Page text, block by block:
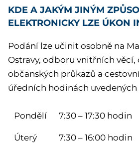
KDE A JAKÝM JINÝM
ELEKTRONICKY LZE ÚKON
Podání lze učinit osobně na
Ostravy, odboru vnitřních
občanských průkazů a
úředních hodinách uvedených
Pondělí 7:30 – 17:30 hodin
Úterý 7:30 – 16:00 hodin